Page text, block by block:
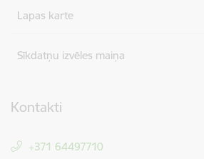
Lapas karte
Sīkdatņu izvēles maiņa
Kontakti
+371 64497710